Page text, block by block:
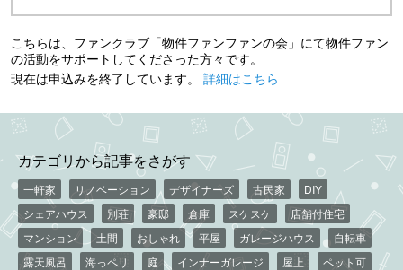
こちらは、ファンクラブ「物件ファンファンの会」にて物件ファン
の活動をサポートしてくださった方々です。
現在は申込みを終了しています。 詳細はこちら
カテゴリから記事をさがす
一軒家 リノベーション デザイナーズ 古民家
DIY
シェアハウス
別荘 豪邸 倉庫 スケスケ
店舗付住宅
マンション
土間 おしゃれ 平屋 ガレージハウス
自転車
露天風呂
海っペリ 庭 インナーガレージ 屋上
ペット可